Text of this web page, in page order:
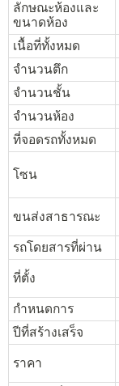
ลักษณะห้องและ
ขนาดห้อง
เนื้อที่ทั้งหมด
จำนวนตึก
จำนวนชั้น
จำนวนห้อง
ที่จอดรถทั้งหมด
โซน
ขนส่งสาธารณะ
รถโดยสารที่ผ่าน
ที่ตั้ง
กำหนดการ
ปีที่สร้างเสร็จ
ราคา